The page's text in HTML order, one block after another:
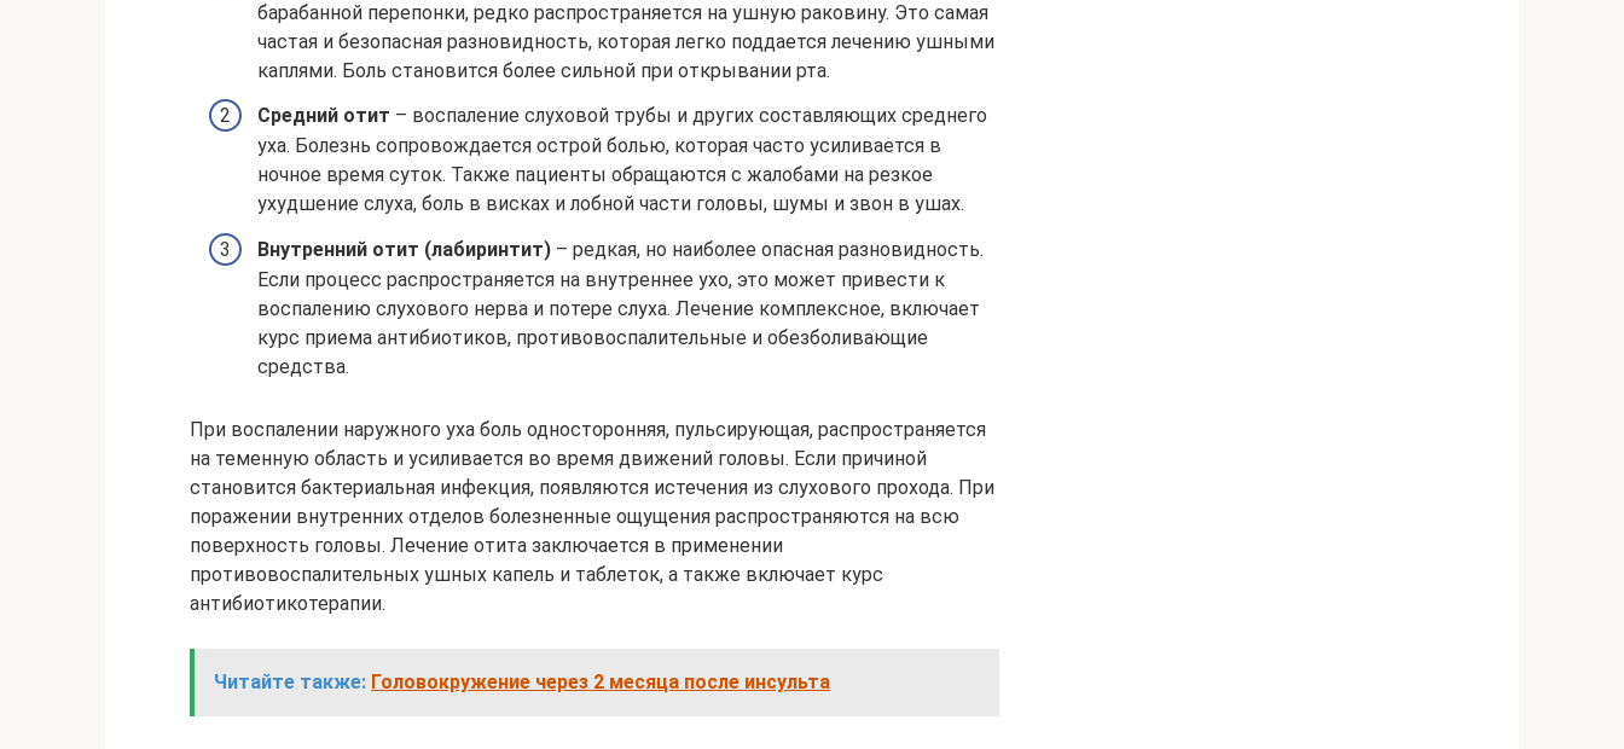
барабанной перепонки, редко распространяется на ушную раковину. Это самая
частая и безопасная разновидность, которая легко поддается лечению ушными
каплями. Боль становится более сильной при открывании рта.
Средний отит – воспаление слуховой трубы и других составляющих среднего
уха. Болезнь сопровождается острой болью, которая часто усиливается в
ночное время суток. Также пациенты обращаются с жалобами на резкое
ухудшение слуха, боль в висках и лобной части головы, шумы и звон в ушах.
Внутренний отит (лабиринтит) – редкая, но наиболее опасная разновидность.
Если процесс распространяется на внутреннее ухо, это может привести к
воспалению слухового нерва и потере слуха. Лечение комплексное, включает
курс приема антибиотиков, противовоспалительные и обезболивающие
средства.
При воспалении наружного уха боль односторонняя, пульсирующая, распространяется
на теменную область и усиливается во время движений головы. Если причиной
становится бактериальная инфекция, появляются истечения из слухового прохода. При
поражении внутренних отделов болезненные ощущения распространяются на всю
поверхность головы. Лечение отита заключается в применении
противовоспалительных ушных капель и таблеток, а также включает курс
антибиотикотерапии.
Читайте также: Головокружение через 2 месяца после инсульта